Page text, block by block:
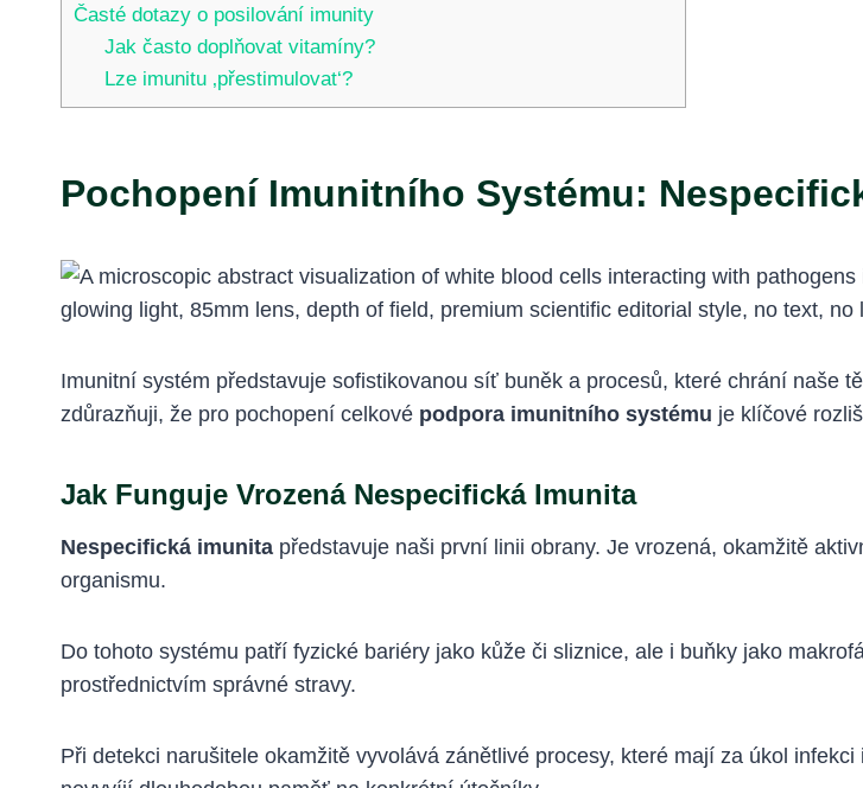
Časté dotazy o posilování imunity
Jak často doplňovat vitamíny?
Lze imunitu ‚přestimulovat‘?
Pochopení Imunitního Systému:
Imunitní systém představuje sofistikovanou síť buněk a procesů, které chrání naše
zdůrazňuji, že pro pochopení celkové podpora imunitního systému je klíčové
Jak Funguje Vrozená Nespecifická Imunita
Nespecifická imunita představuje naši první linii obrany. Je vrozená, okamžitě
organismu.
Do tohoto systému patří fyzické bariéry jako kůže či sliznice, ale i buňky jako
prostřednictvím správné stravy.
Při detekci narušitele okamžitě vyvolává zánětlivé procesy, které mají za úkol